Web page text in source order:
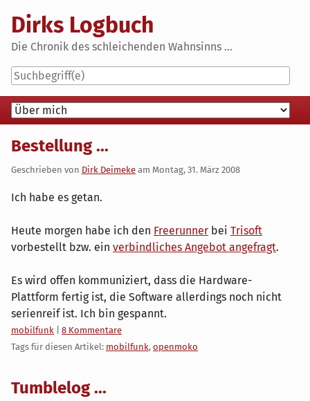
content
Dirks Logbuch
Die Chronik des schleichenden Wahnsinns ...
Navigation
Bestellung ...
Geschrieben von Dirk Deimeke am Montag, 31. März 2008
Ich habe es getan.
Heute morgen habe ich den Freerunner bei Trisoft
vorbestellt bzw. ein verbindliches Angebot angefragt.
Es wird offen kommuniziert, dass die Hardware-
Plattform fertig ist, die Software allerdings noch nicht
serienreif ist. Ich bin gespannt.
Kategorien:
mobilfunk
8 Kommentare
Tags für diesen Artikel: mobilfunk, openmoko
Tumblelog ...